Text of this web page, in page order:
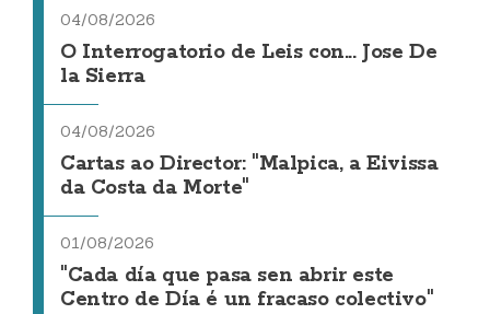
04/08/2026
O Interrogatorio de Leis con... Jose De
la Sierra
04/08/2026
Cartas ao Director: "Malpica, a Eivissa
da Costa da Morte"
01/08/2026
"Cada día que pasa sen abrir este
Centro de Día é un fracaso colectivo"